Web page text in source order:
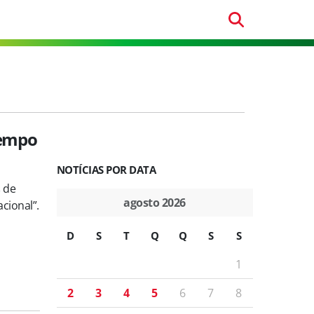
de
NOTÍCIAS POR DATA
agosto 2026
D S T Q Q S S
1
2
3 4 5 6 7
8